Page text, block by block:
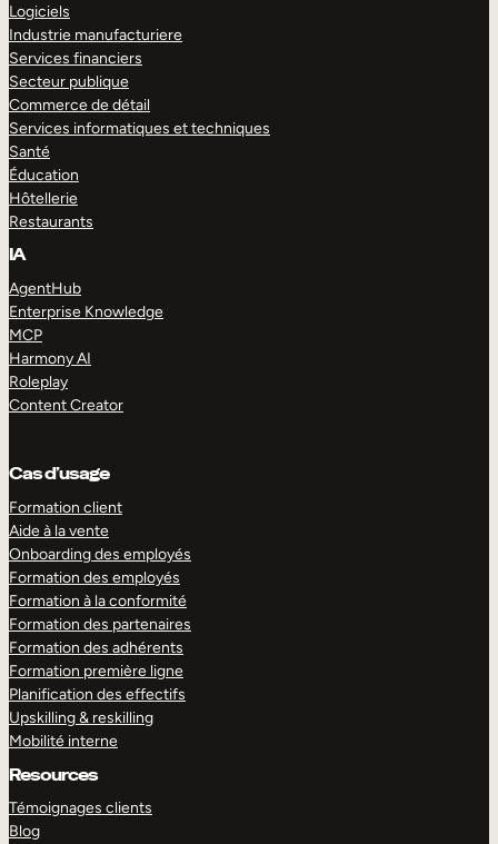
Logiciels
Industrie manufacturiere
Services financiers
Secteur publique
Commerce de détail
Services informatiques et techniques
Santé
Éducation
Hôtellerie
Restaurants
IA
AgentHub
Enterprise Knowledge
MCP
Harmony AI
Roleplay
Content Creator
Cas d’usage
Formation client
Aide à la vente
Onboarding des employés
Formation des employés
Formation à la conformité
Formation des partenaires
Formation des adhérents
Formation première ligne
Planification des effectifs
Upskilling & reskilling
Mobilité interne
Resources
Témoignages clients
Blog